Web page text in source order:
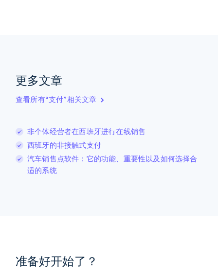
更多文章
查看所有“支付”相关文章
非个体经营者在西班牙进行在线销售
西班牙的非接触式支付
汽车销售点软件：它的功能、重要性以及如何选择合
适的系统
准备好开始了？
English Italiano
拉脱维亚
立陶宛
DeutschEnglish
卢森堡
Français Deutsch English
罗马尼亚
English
挪威